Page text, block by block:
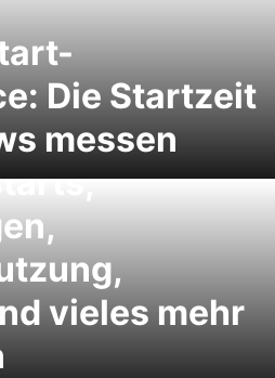
Die Startzeit
messen
In der
vieles mehr